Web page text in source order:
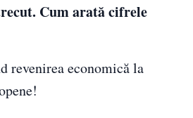
Cum arată cifrele
revenirea economică la